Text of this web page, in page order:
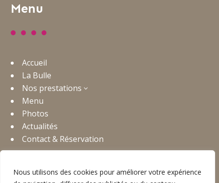
Nous utilisons des cookies pour améliorer votre expérience
Menu
Accueil
La Bulle
Nos prestations 3
Menu
Photos
Actualités
Contact & Réservation